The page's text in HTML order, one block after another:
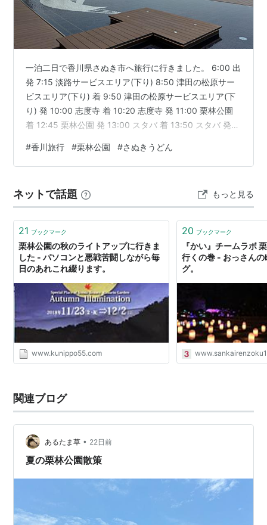
一泊二日で香川県さぬき市へ旅行に行きました。 6:00 出
発 7:15 淡路サービスエリア(下り) 8:50 津田の松原サー
ビスエリア(下り) 着 9:50 津田の松原サービスエリア(下
り) 発 10:00 志度寺 着 10:20 志度寺 発 11:00 栗林公園
着 12:45 栗林公園 発 13:00 スタバ 着 13:50 スタバ 発
19:00 部屋 20:00 大浴場 20:45 クイズラリー 22:00 就
寝 今回は休暇村讃岐五色台に宿泊です。
#香川旅行 #栗林公園 #さぬきうどん
ネットで話題 もっと見る
21 ブックマーク
栗林公園の秋のライトアップに行きま
した - パソコンと悪戦苦闘しながら毎
日のあれこれ綴ります。
www.kunippo55.com
20 ブックマーク
『かい』チームラボ
行くの巻 - おっさん
グ。
関連ブログ
あるたま草 • 22日前
夏の栗林公園散策